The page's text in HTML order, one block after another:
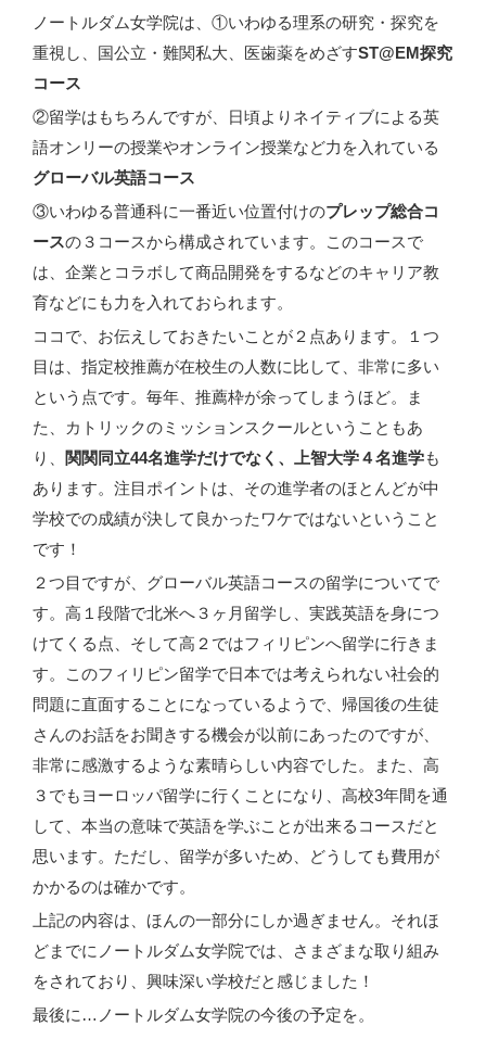
ノートルダム女学院は、①いわゆる理系の研究・探究を
重視し、国公立・難関私大、医歯薬をめざすST@EM探究
コース
②留学はもちろんですが、日頃よりネイティブによる英
語オンリーの授業やオンライン授業など力を入れている
グローバル英語コース
③いわゆる普通科に一番近い位置付けのプレップ総合コ
ースの３コースから構成されています。このコースで
は、企業とコラボして商品開発をするなどのキャリア教
育などにも力を入れておられます。
ココで、お伝えしておきたいことが２点あります。１つ
目は、指定校推薦が在校生の人数に比して、非常に多い
という点です。毎年、推薦枠が余ってしまうほど。ま
た、カトリックのミッションスクールということもあ
り、
関関同立44名進学だけでなく、上智大学４名進学も
あります。注目ポイントは、その進学者のほとんどが中
学校での成績が決して良かったワケではないということ
です！
２つ目ですが、グローバル英語コースの留学についてで
す。高１段階で北米へ３ヶ月留学し、実践英語を身につ
けてくる点、そして高２ではフィリピンへ留学に行きま
す。このフィリピン留学で日本では考えられない社会的
問題に直面することになっているようで、帰国後の生徒
さんのお話をお聞きする機会が以前にあったのですが、
非常に感激するような素晴らしい内容でした。また、高
３でもヨーロッパ留学に行くことになり、高校3年間を通
して、本当の意味で英語を学ぶことが出来るコースだと
思います。ただし、留学が多いため、どうしても費用が
かかるのは確かです。
上記の内容は、ほんの一部分にしか過ぎません。それほ
どまでにノートルダム女学院では、さまざまな取り組み
をされており、興味深い学校だと感じました！
最後に…ノートルダム女学院の今後の予定を。